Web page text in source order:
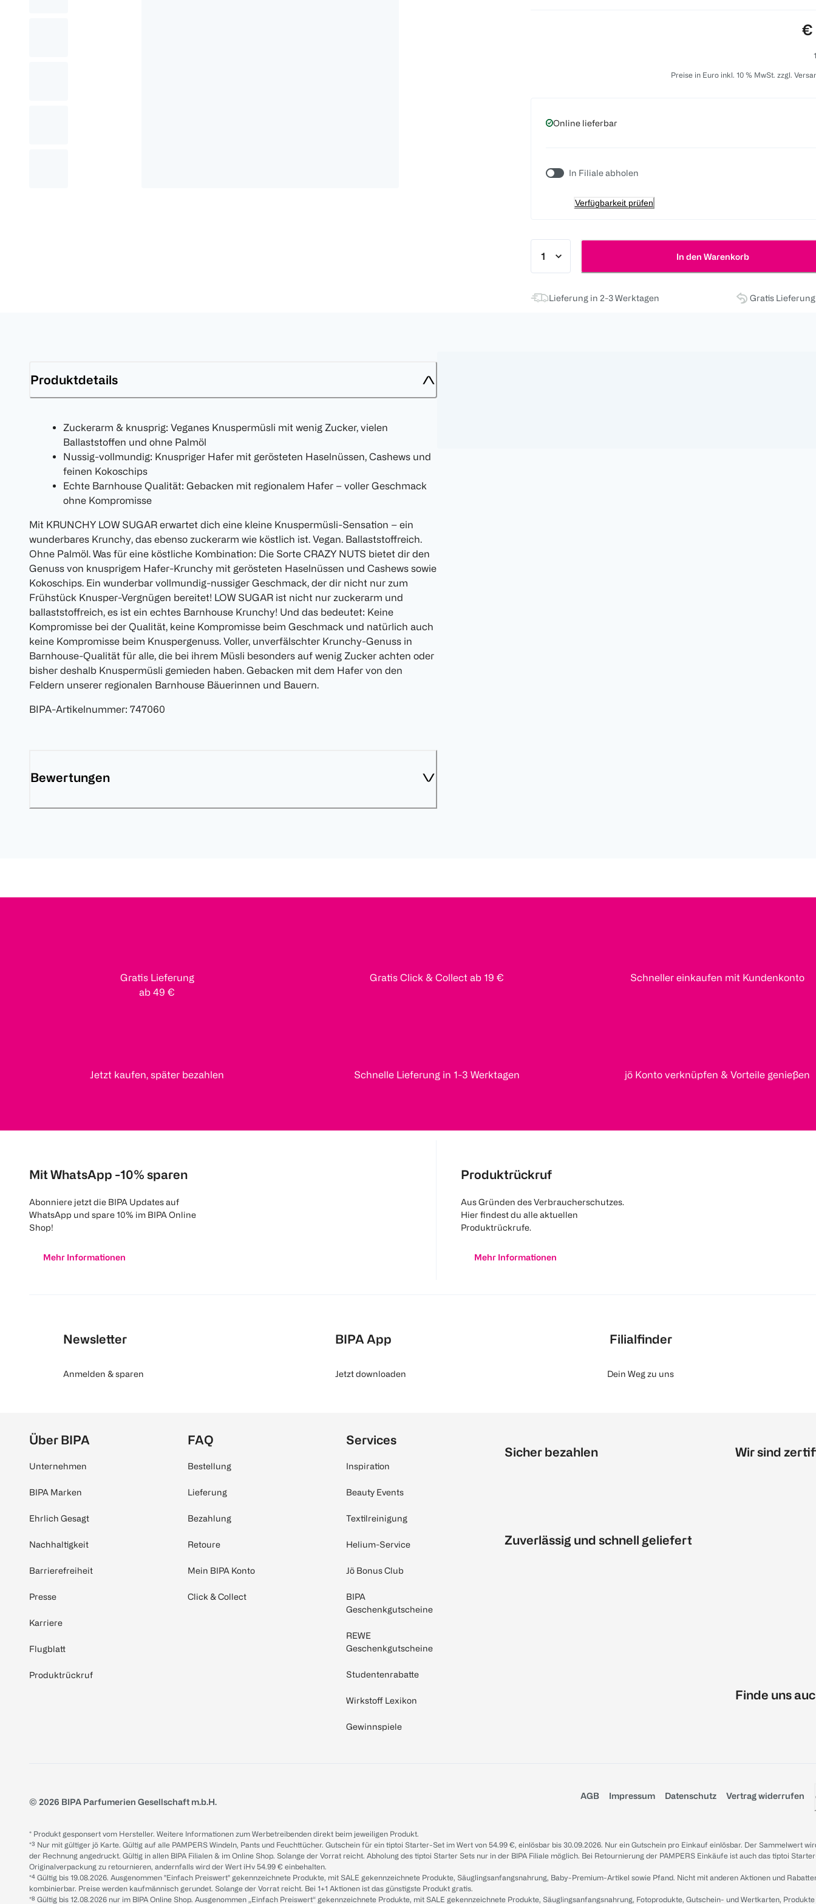
€
Preise in Euro inkl. 10 % MwSt. zzgl.
Online lieferbar
In Filiale abholen
Verfügbarkeit prüfen
In den Warenkorb
Lieferung in 2-3 Werktagen Gratis
Produktdetails
Zuckerarm & knusprig: Veganes Knuspermüsli mit wenig Zucker, vielen
Ballaststoffen und ohne Palmöl
Nussig-vollmundig: Knuspriger Hafer mit gerösteten Haselnüssen, Cashews und
feinen Kokoschips
Echte Barnhouse Qualität: Gebacken mit regionalem Hafer – voller Geschmack
ohne Kompromisse
Mit KRUNCHY LOW SUGAR erwartet dich eine kleine Knuspermüsli-Sensation – ein
wunderbares Krunchy, das ebenso zuckerarm wie köstlich ist. Vegan. Ballaststoffreich.
Ohne Palmöl. Was für eine köstliche Kombination: Die Sorte CRAZY NUTS bietet dir den
Genuss von knusprigem Hafer-Krunchy mit gerösteten Haselnüssen und Cashews sowie
Kokoschips. Ein wunderbar vollmundig-nussiger Geschmack, der dir nicht nur zum
Frühstück Knusper-Vergnügen bereitet! LOW SUGAR ist nicht nur zuckerarm und
ballaststoffreich, es ist ein echtes Barnhouse Krunchy! Und das bedeutet: Keine
Kompromisse bei der Qualität, keine Kompromisse beim Geschmack und natürlich auch
keine Kompromisse beim Knuspergenuss. Voller, unverfälschter Krunchy-Genuss in
Barnhouse-Qualität für alle, die bei ihrem Müsli besonders auf wenig Zucker achten oder
bisher deshalb Knuspermüsli gemieden haben. Gebacken mit dem Hafer von den
Feldern unserer regionalen Barnhouse Bäuerinnen und Bauern.
BIPA-Artikelnummer: 747060
Bewertungen
Gratis Lieferung
ab 49 €
Gratis Click & Collect ab 19 € Schneller einkaufen mit Kundenkonto
Jetzt kaufen, später bezahlen Schnelle Lieferung in 1-3 Werktagen jö Konto verknüpfen & Vorteile genießen
Mit WhatsApp -10% sparen
Abonniere jetzt die BIPA Updates auf
WhatsApp und spare 10% im BIPA Online
Shop!
Mehr Informationen
Produktrückruf
Aus Gründen des Verbraucherschutzes.
Hier findest du alle aktuellen
Produktrückrufe.
Mehr Informationen
Newsletter
Anmelden & sparen
BIPA App
Jetzt downloaden
Filialfinder
Dein Weg zu uns
Über BIPA
Unternehmen
BIPA Marken
Ehrlich Gesagt
Nachhaltigkeit
Barrierefreiheit
Presse
Karriere
Flugblatt
Produktrückruf
FAQ
Bestellung
Lieferung
Bezahlung
Retoure
Mein BIPA Konto
Click & Collect
Services
Inspiration
Beauty Events
Textilreinigung
Helium-Service
Jö Bonus Club
BIPA
Geschenkgutscheine
REWE
Geschenkgutscheine
Studentenrabatte
Wirkstoff Lexikon
Gewinnspiele
Sicher bezahlen
Zuverlässig und schnell geliefert
Wir sind
Finde uns
© 2026 BIPA Parfumerien Gesellschaft m.b.H.
AGB Impressum Datenschutz Vertrag widerrufen
* Produkt gesponsert vom Hersteller. Weitere Informationen zum Werbetreibenden direkt beim jeweiligen Produkt.
*³ Nur mit gültiger jö Karte. Gültig auf alle PAMPERS Windeln, Pants und Feuchttücher. Gutschein für ein tiptoi Starter-Set im Wert von 54.99 €, einlösbar bis 30.09.2026. Nur ein Gutschein pro Einkauf einlösbar. Der Sammelwert
der Rechnung angedruckt. Gültig in allen BIPA Filialen & im Online Shop. Solange der Vorrat reicht. Abholung des tiptoi Starter Sets nur in der BIPA Filiale möglich. Bei Retournierung der PAMPERS Einkäufe ist auch das tiptoi
Originalverpackung zu retournieren, andernfalls wird der Wert iHv 54.99 € einbehalten.
*⁴ Gültig bis 19.08.2026. Ausgenommen "Einfach Preiswert" gekennzeichnete Produkte, mit SALE gekennzeichnete Produkte, Säuglingsanfangsnahrung, Baby-Premium-Artikel sowie Pfand. Nicht mit anderen Aktionen und
kombinierbar. Preise werden kaufmännisch gerundet. Solange der Vorrat reicht. Bei 1+1 Aktionen ist das günstigste Produkt gratis.
*⁸ Gültig bis 12.08.2026 nur im BIPA Online Shop. Ausgenommen „Einfach Preiswert“ gekennzeichnete Produkte, mit SALE gekennzeichnete Produkte, Säuglingsanfangsnahrung, Fotoprodukte, Gutschein- und Wertkarten,